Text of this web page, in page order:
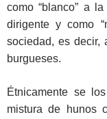
como “blanco” a
dirigente y como
sociedad, es decir,
burgueses.
Étnicamente se
mistura de hunos